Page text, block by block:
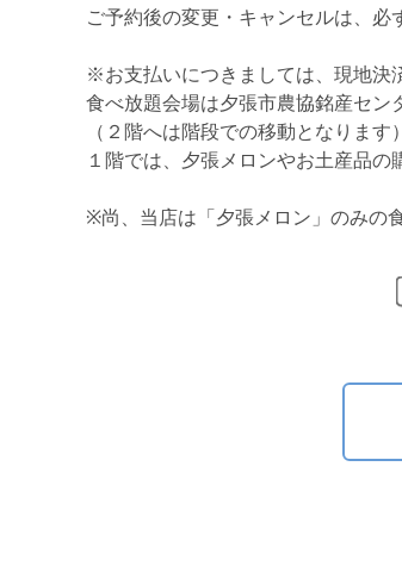
ご予約後の変更・キャンセルは、必
※お支払いにつきましては、現地決
食べ放題会場は夕張市農協銘産セン
（２階へは階段での移動となります）
１階では、夕張メロンやお土産品の
※尚、当店は「夕張メロン」のみの